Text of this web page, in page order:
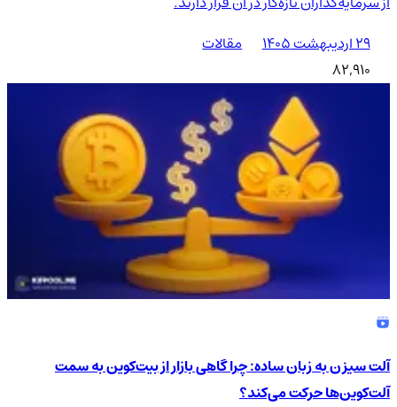
۲۹ اردیبهشت ۱۴۰۵
مقالات
82,910
آلت سیزن به زبان ساده: چرا گاهی بازار از بیت‌کوین به سمت
آلت‌کوین‌ها حرکت می‌کند؟